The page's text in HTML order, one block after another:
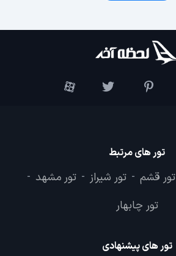
تور های مرتبط
تور قشم - تور شیراز - تور مشهد -
تور چابهار
تور های پیشنهادی